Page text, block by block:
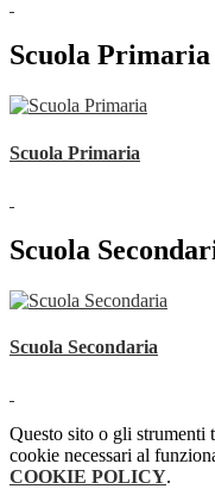
Scuola Primaria
Scuola Primaria
Scuola
Scuola Secondaria
Questo sito o gli strumenti
cookie necessari al
COOKIE POLICY.